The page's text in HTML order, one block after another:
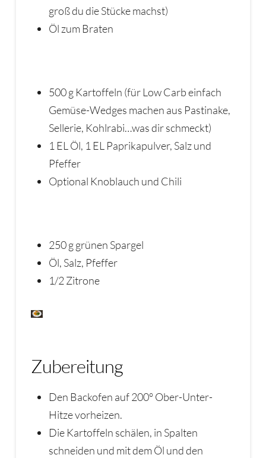
groß du die Stücke machst)
Öl zum Braten
500 g Kartoffeln (für Low Carb einfach
Gemüse-Wedges machen aus Pastinake,
Sellerie, Kohlrabi…was dir schmeckt)
1 EL Öl, 1 EL Paprikapulver, Salz und
Pfeffer
Optional Knoblauch und Chili
250 g grünen Spargel
Öl, Salz, Pfeffer
1/2 Zitrone
Zubereitung
Den Backofen auf 200° Ober-Unter-
Hitze vorheizen.
Die Kartoffeln schälen, in Spalten
schneiden und mit dem Öl und den